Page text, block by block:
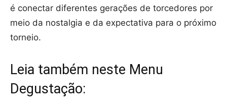
é conectar diferentes gerações de torcedores por
meio da nostalgia e da expectativa para o próximo
torneio.
Leia também neste Menu
Degustação: